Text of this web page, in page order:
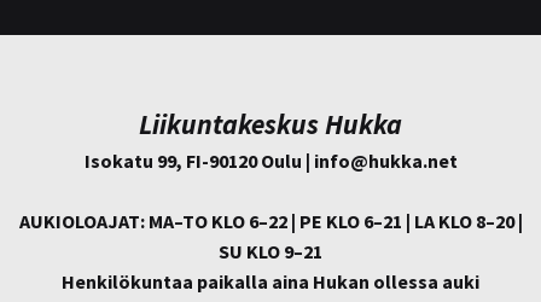
Liikuntakeskus Hukka
Isokatu 99, FI-90120 Oulu | info@hukka.net
AUKIOLOAJAT: MA–TO KLO 6–22 | PE KLO 6–21 | LA KLO 8–20 |
SU KLO 9–21
Henkilökuntaa paikalla aina Hukan ollessa auki